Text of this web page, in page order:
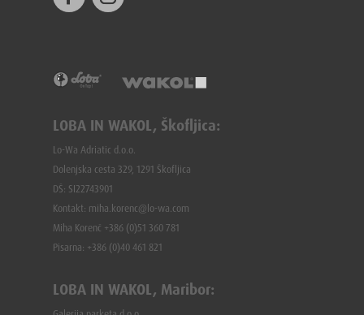
LOBA IN WAKOL, Škofljica:
Lo-Wa Adriatic d.o.o.
Dolenjska cesta 329, 1291 Škofljica
DŠ: SI22743901
Kontakt: miha.korenc@lo-wa.com
Miha Korenč +386 (0)51 360 781
Pisarna: +386 (0)40 461 821
LOBA IN WAKOL, Maribor: